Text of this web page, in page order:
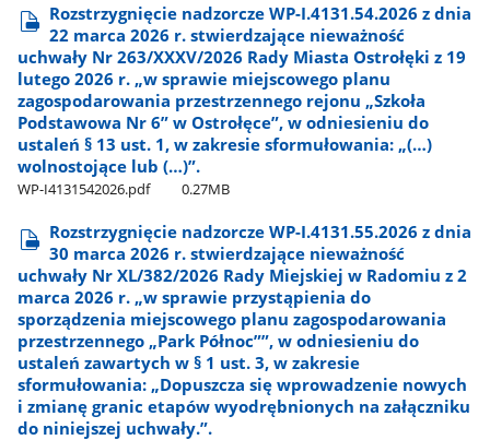
Rozstrzygnięcie nadzorcze WP-I.4131.54.2026 z dnia
22 marca 2026 r. stwierdzające nieważność
uchwały Nr 263/XXXV/2026 Rady Miasta Ostrołęki z 19
lutego 2026 r. „w sprawie miejscowego planu
zagospodarowania przestrzennego rejonu „Szkoła
Podstawowa Nr 6” w Ostrołęce”, w odniesieniu do
ustaleń § 13 ust. 1, w zakresie sformułowania: „(…)
wolnostojące lub (…)”.
WP-I4131542026.pdf 0.27MB
Rozstrzygnięcie nadzorcze WP-I.4131.55.2026 z dnia
30 marca 2026 r. stwierdzające nieważność
uchwały Nr XL/382/2026 Rady Miejskiej w Radomiu z 2
marca 2026 r. „w sprawie przystąpienia do
sporządzenia miejscowego planu zagospodarowania
przestrzennego „Park Północ””, w odniesieniu do
ustaleń zawartych w § 1 ust. 3, w zakresie
sformułowania: „Dopuszcza się wprowadzenie nowych
i zmianę granic etapów wyodrębnionych na załączniku
do niniejszej uchwały.”.